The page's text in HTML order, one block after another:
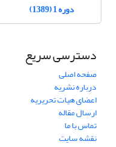
دوره 1 (1389)
دسترسی سریع
صفحه اصلی
درباره نشریه
اعضای هیات تحریریه
ارسال مقاله
تماس با ما
نقشه سایت